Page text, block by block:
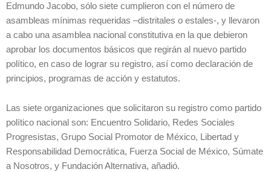
Edmundo Jacobo, sólo siete cumplieron con el número de
asambleas mínimas requeridas –distritales o estales-, y llevaron
a cabo una asamblea nacional constitutiva en la que debieron
aprobar los documentos básicos que regirán al nuevo partido
político, en caso de lograr su registro, así como declaración de
principios, programas de acción y estatutos.
Las siete organizaciones que solicitaron su registro como partido
político nacional son: Encuentro Solidario, Redes Sociales
Progresistas, Grupo Social Promotor de México, Libertad y
Responsabilidad Democrática, Fuerza Social de México, Súmate
a Nosotros, y Fundación Alternativa, añadió.